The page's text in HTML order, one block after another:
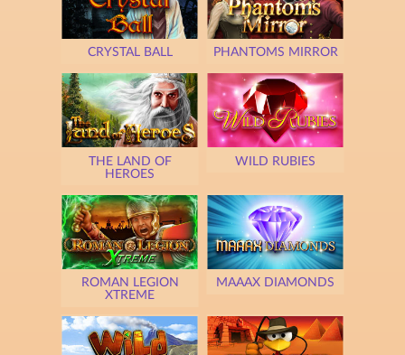
CRYSTAL BALL PHANTOMS MIRROR
THE LAND OF
HEROES
WILD RUBIES
ROMAN LEGION
XTREME
MAAAX DIAMONDS